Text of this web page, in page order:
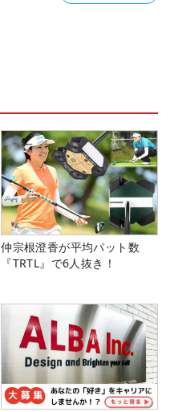
仲宗根澄香が平均パット数
『TRTL』で6人抜き！